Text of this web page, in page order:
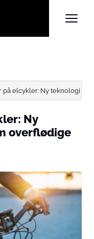
på elcykler: Ny teknologi kan
Ny
overflødige